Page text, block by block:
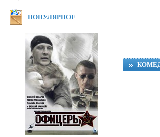
ПОПУЛЯРНОЕ